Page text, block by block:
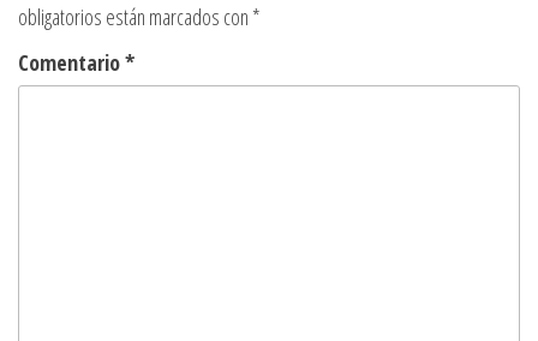
obligatorios están marcados con *
Comentario*